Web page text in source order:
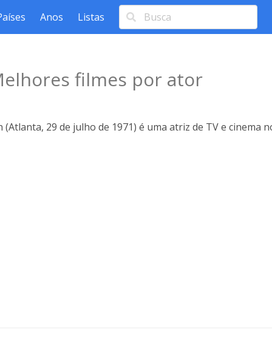
Anos Listas
filmes por ator
(Atlanta, 29 de julho de 1971) é uma atriz de TV e cinema